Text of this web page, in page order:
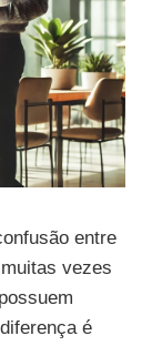
entre
vezes
é